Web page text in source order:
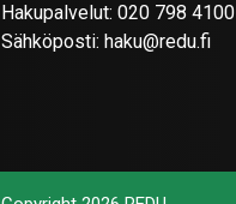
Hakupalvelut: 020 798 4100
Sähköposti: haku@redu.fi